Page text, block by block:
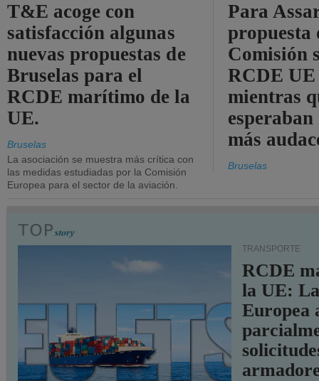
T&E acoge con
satisfacción algunas
nuevas propuestas de
Bruselas para el
RCDE marítimo de la
UE.
Bruselas
La asociación se muestra más crítica con
las medidas estudiadas por la Comisión
Europea para el sector de la aviación.
Para
propuesta
Comisión
RCDE
mientras
más
Bruselas
TRANSPORTE
RCDE
la UE:
Europea